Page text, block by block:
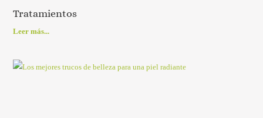
Tratamientos
Leer más...